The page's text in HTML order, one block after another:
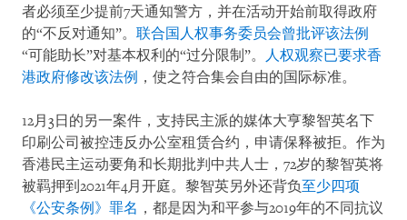
者必须至少提前7天通知警方，并在活动开始前取得政府
的“不反对通知”。 联合国人权事务委员会曾批评该法例
“可能助长”对基本权利的“过分限制”。
人权观察已要求香
港政府修改该法例 ，使之符合集会自由的国际标准。
12月3日的另一案件，支持民主派的媒体大亨黎智英名下
印刷公司被控违反办公室租赁合约，申请保释被拒。作为
香港民主运动要角和长期批判中共人士，72岁的黎智英将
被羁押到2021年4月开庭。黎智英另外还背负至少四项
《公安条例》罪名 ，都是因为和平参与2019年的不同抗议